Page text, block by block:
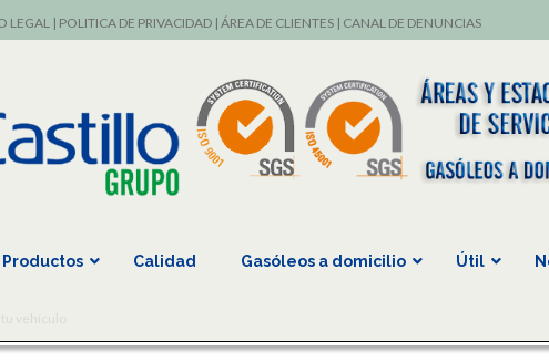
LEGAL| POLITICA DE PRIVACIDAD| ÁREA DE CLIENTES| CANAL DE DENUNCIAS
Productos Calidad Gasóleos a domicilio Útil